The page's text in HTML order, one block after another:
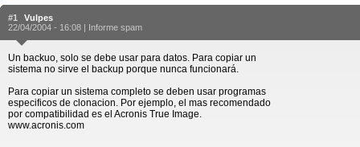
#1
Vulpes
22/04/2004 - 16:08 | Informe spam
Un backuo, solo se debe usar para datos. Para copiar un
sistema no sirve el backup porque nunca funcionará.
Para copiar un sistema completo se deben usar programas
especificos de clonacion. Por ejemplo, el mas recomendado
por compatibilidad es el Acronis True Image.
www.acronis.com